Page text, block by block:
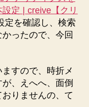
定 | creive【クリ
定を確認し、検索
ったので、今回
すので、時折メ
、えへへ、面倒
りませんの、て